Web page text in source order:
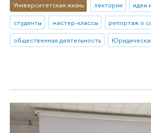
Университетская жизнь лектории
идеи
студенты
мастер-классы
репортаж о
общественная деятельность